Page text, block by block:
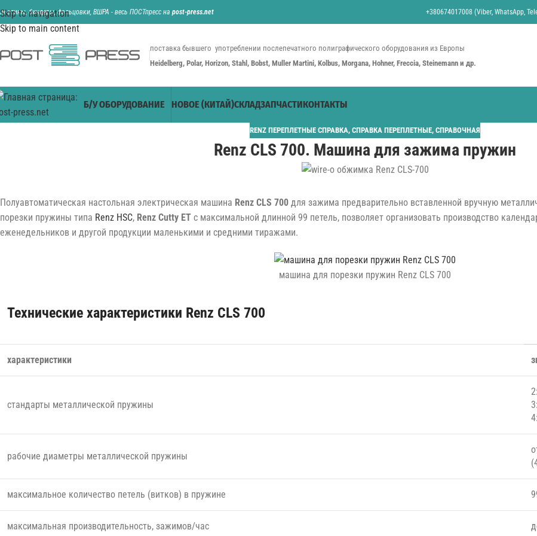
Skip to navigation
Skip to main content
биндеры, фальцовки, ВШРА - весь ПОСТпресс на post-press.net +380674017008 (Viber, WhatsApp,
поставка бывшего употреблении послепечатного полиграфического оборудования из Европы
Heidelberg, Polar, Horizon, Stahl, Bobst, Muller Martini, Kolbus, Morgana, Hohner, Freccia, Steinemann и др.
Б/У ОБОРУДОВАНИЕ НОВОЕ (КИТАЙ)СКЛАДЗАПЧАСТИКОНТАКТЫ
RENZ ПЕРЕПЛЕТНЫЕ СПРАВКА, СПРАВКА ПЕРЕПЛЕТНЫЕ, СПРАВОЧНАЯ
Renz CLS 700. Машина для зажима пружин
Полуавтоматическая настольная электрическая машина Renz CLS 700 для зажима предварительно вставленной вручную
порезки пружины типа Renz HSC, Renz Cutty ET с максимальной длинной 99 петель, позволяет организовать производство
еженедельников и другой продукции маленькими и средними тиражами.
машина для порезки пружин Renz CLS 700
Технические характеристики Renz CLS 700
характеристики
стандарты металлической пружины
рабочие диаметры металлической пружины
максимальное количество петель (витков) в пружине
максимальная производительность, зажимов/час